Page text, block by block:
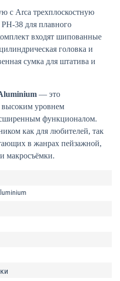
с Arca трехплоскостную
38 для плавного
входят шипованные
головка и
сумка для штатива и
— это
высоким уровнем
функционалом.
как для любителей, так
в жанрах пейзажной,
макросъёмки.